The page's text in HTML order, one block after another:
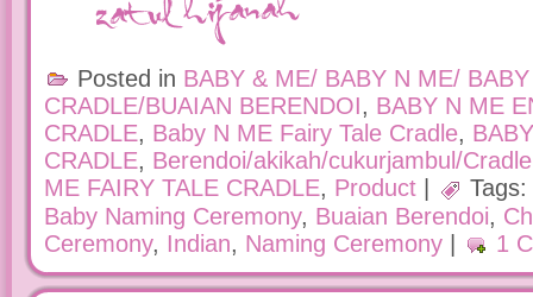
Posted in BABY & ME/ BABY N ME/
CRADLE/BUAIAN BERENDOI, BABY N ME
CRADLE, Baby N ME Fairy Tale Cradle,
CRADLE, Berendoi/akikah/cukurjambul/Cradle
ME FAIRY TALE CRADLE, Product
Tags:
Baby Naming Ceremony, Buaian Berendoi,
Ceremony, Indian, Naming Ceremony 1